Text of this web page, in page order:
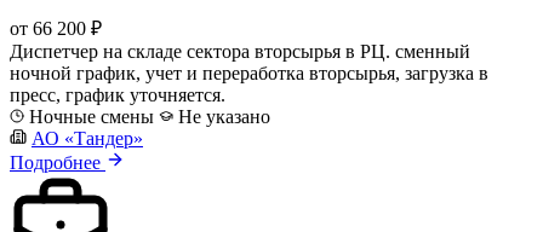
от 66 200 ₽
Диспетчер на складе сектора вторсырья в РЦ. сменный
ночной график, учет и переработка вторсырья, загрузка в
пресс, график уточняется.
Ночные смены
Не указано
АО «Тандер»
Подробнее